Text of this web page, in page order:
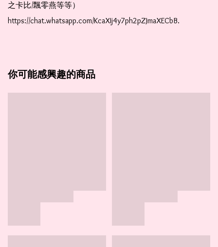
之卡比/飄零燕等等）
https://chat.whatsapp.com/KcaXIj4y7ph2pZJmaXECbB.
你可能感興趣的商品